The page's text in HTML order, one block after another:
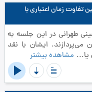
زمان اعتباری با
طهرانی در این جلسه به
ایشان با نقد
یا... مشاهده بیشتر